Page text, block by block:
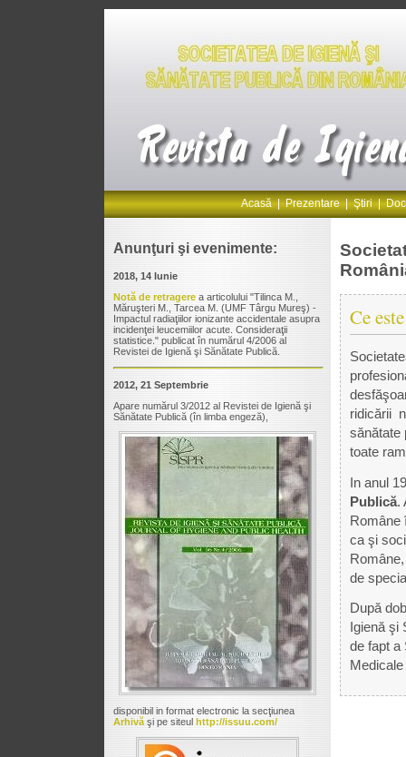
Acasă|Prezentare|Ştiri|
Ce
ridicării
sănătate
toate
In anul
Publică.
Române
ca şi
de
După
Igienă şi
de fapt a
Anunţuri şi evenimente:
2018, 14 Iunie
Notă de retragere a articolului "Tilinca M.,
Măruşteri M., Tarcea M. (UMF Târgu Mureş) -
Impactul radiaţiilor ionizante accidentale asupra
incidenţei leucemiilor acute. Consideraţii
statistice." publicat în numărul 4/2006 al
Revistei de Igienă şi Sănătate Publică.
2012, 21 Septembrie
Apare numărul 3/2012 al Revistei de Igienă şi
Sănătate Publică (în limba engeză),
disponibil in format electronic la secţiunea
Arhivă şi pe siteul http://issuu.com/